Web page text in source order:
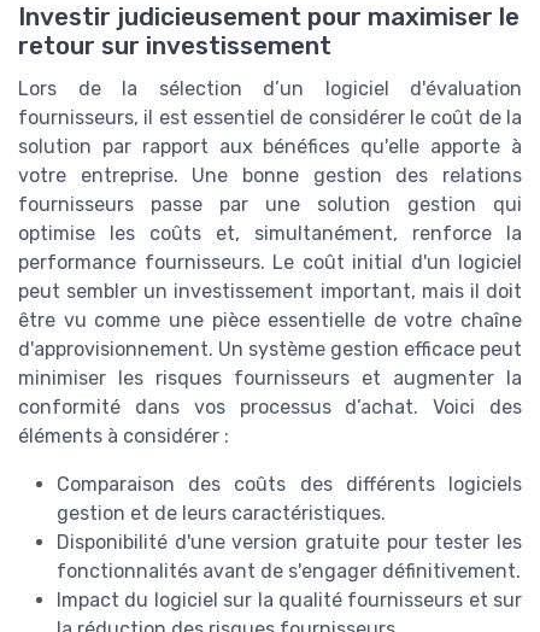
Investir judicieusement pour maximiser le
retour sur investissement
Lors de la sélection d’un logiciel d'évaluation
fournisseurs, il est essentiel de considérer le coût de la
solution par rapport aux bénéfices qu'elle apporte à
votre entreprise. Une bonne gestion des relations
fournisseurs passe par une solution gestion qui
optimise les coûts et, simultanément, renforce la
performance fournisseurs. Le coût initial d'un logiciel
peut sembler un investissement important, mais il doit
être vu comme une pièce essentielle de votre chaîne
d'approvisionnement. Un système gestion efficace peut
minimiser les risques fournisseurs et augmenter la
conformité dans vos processus d’achat. Voici des
éléments à considérer :
Comparaison des coûts des différents logiciels
gestion et de leurs caractéristiques.
Disponibilité d'une version gratuite pour tester les
fonctionnalités avant de s'engager définitivement.
Impact du logiciel sur la qualité fournisseurs et sur